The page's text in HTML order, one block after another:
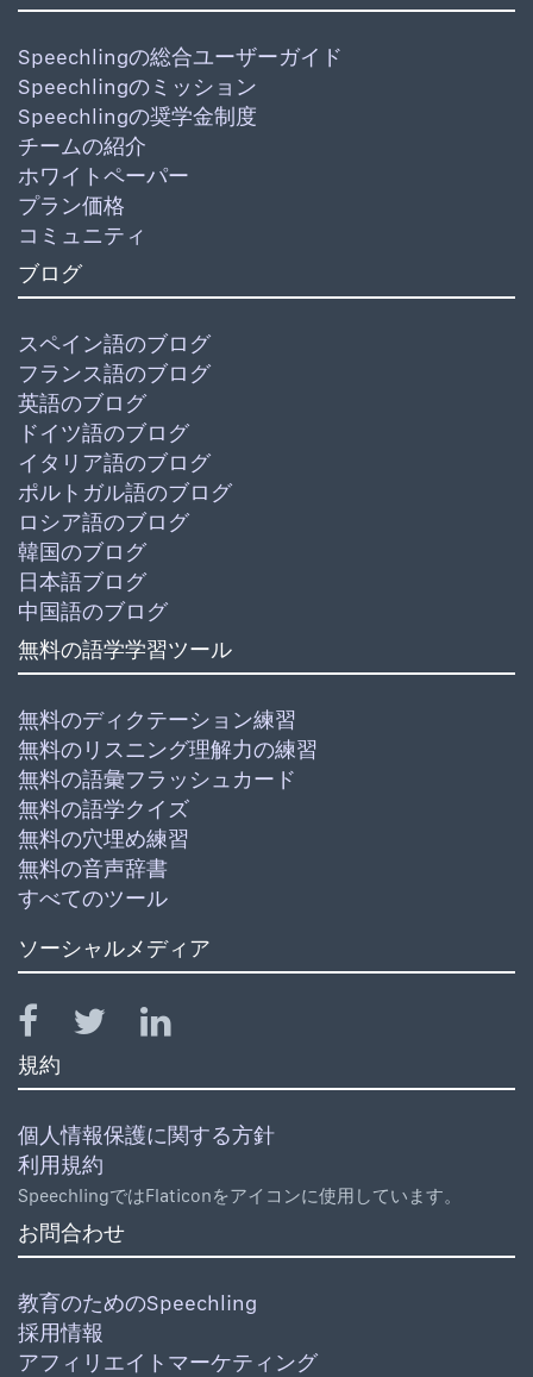
Speechlingの総合ユーザーガイド
Speechlingのミッション
Speechlingの奨学金制度
チームの紹介
ホワイトペーパー
プラン価格
コミュニティ
ブログ
スペイン語のブログ
フランス語のブログ
英語のブログ
ドイツ語のブログ
イタリア語のブログ
ポルトガル語のブログ
ロシア語のブログ
韓国のブログ
日本語ブログ
中国語のブログ
無料の語学学習ツール
無料のディクテーション練習
無料のリスニング理解力の練習
無料の語彙フラッシュカード
無料の語学クイズ
無料の穴埋め練習
無料の音声辞書
すべてのツール
ソーシャルメディア
規約
個人情報保護に関する方針
利用規約
SpeechlingではFlaticonをアイコンに使用しています。
お問合わせ
教育のためのSpeechling
採用情報
アフィリエイトマーケティング